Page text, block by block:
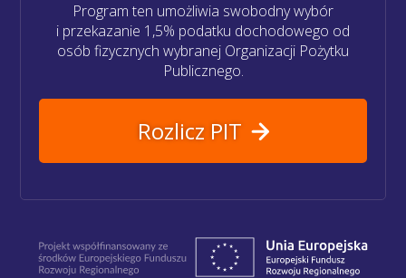
Program ten umożliwia swobodny wybór
i przekazanie 1,5% podatku dochodowego od
osób fizycznych wybranej Organizacji Pożytku
Publicznego.
Rozlicz PIT